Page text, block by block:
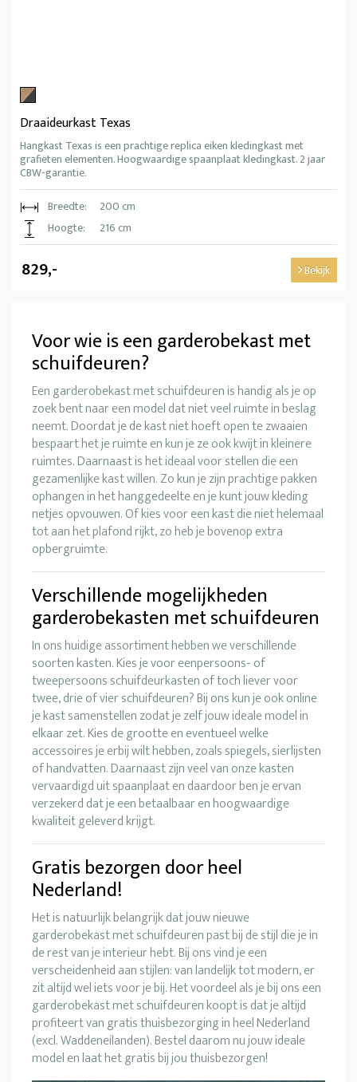
Draaideurkast Texas
Hangkast Texas is een prachtige replica eiken kledingkast met
grafieten elementen. Hoogwaardige spaanplaat kledingkast. 2 jaar
CBW-garantie.
Breedte:
200 cm
Hoogte:
216 cm
829,- Bekijk
Voor wie is een garderobekast met
schuifdeuren?
Een garderobekast met schuifdeuren is handig als je op
zoek bent naar een model dat niet veel ruimte in beslag
neemt. Doordat je de kast niet hoeft open te zwaaien
bespaart het je ruimte en kun je ze ook kwijt in kleinere
ruimtes. Daarnaast is het ideaal voor stellen die een
gezamenlijke kast willen. Zo kun je zijn prachtige pakken
ophangen in het hanggedeelte en je kunt jouw kleding
netjes opvouwen. Of kies voor een kast die niet helemaal
tot aan het plafond rijkt, zo heb je bovenop extra
opbergruimte.
Verschillende mogelijkheden
garderobekasten met schuifdeuren
In ons huidige assortiment hebben we verschillende
soorten kasten. Kies je voor eenpersoons- of
tweepersoons schuifdeurkasten of toch liever voor
twee, drie of vier schuifdeuren? Bij ons kun je ook online
je kast samenstellen zodat je zelf jouw ideale model in
elkaar zet. Kies de grootte en eventueel welke
accessoires je erbij wilt hebben, zoals spiegels, sierlijsten
of handvatten. Daarnaast zijn veel van onze kasten
vervaardigd uit spaanplaat en daardoor ben je ervan
verzekerd dat je een betaalbaar en hoogwaardige
kwaliteit geleverd krijgt.
Gratis bezorgen door heel
Nederland!
Het is natuurlijk belangrijk dat jouw nieuwe
garderobekast met schuifdeuren past bij de stijl die je in
de rest van je interieur hebt. Bij ons vind je een
verscheidenheid aan stijlen: van landelijk tot modern, er
zit altijd wel iets voor je bij. Het voordeel als je bij ons een
garderobekast met schuifdeuren koopt is dat je altijd
profiteert van gratis thuisbezorging in heel Nederland
(excl. Waddeneilanden). Bestel daarom nu jouw ideale
model en laat het gratis bij jou thuisbezorgen!